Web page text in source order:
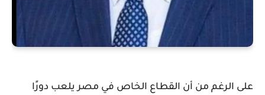
على الرغم من أن القطاع الخاص في مصر يلعب دورًا